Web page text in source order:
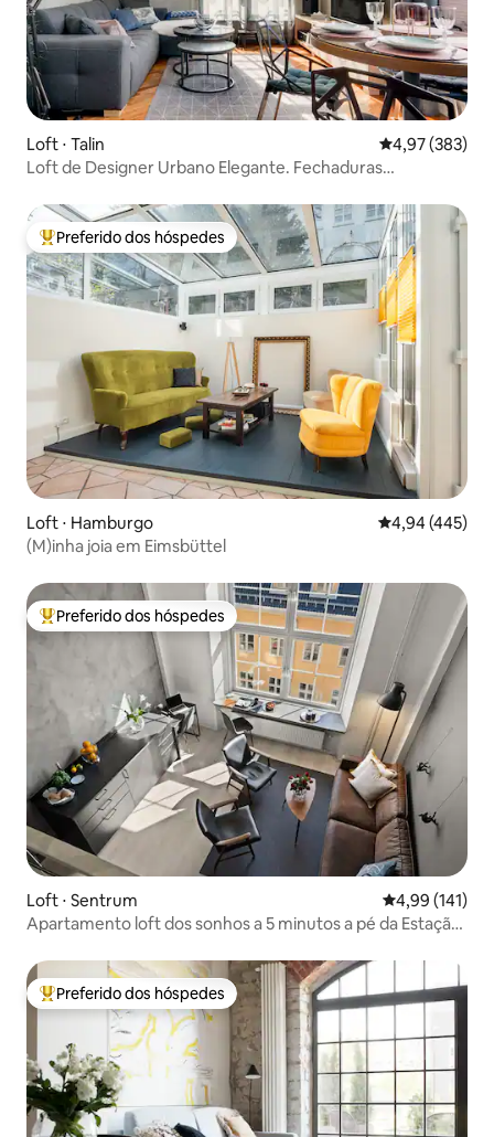
Loft ⋅ Talin 4,97 de uma
4,97 (383)
Loft de Designer Urbano Elegante. Fechaduras
Entre os melhores preferidos dos hóspedes
Preferido dos hóspedes
Loft ⋅ Hamburgo 4,94 de uma
4,94 (445)
(M)inha joia em Eimsbüttel
Entre os melhores preferidos dos hóspedes
Preferido dos hóspedes
Loft ⋅ Sentrum 4,99 de uma
4,99 (141)
Apartamento loft dos sonhos a 5 minutos a pé da Estação
Entre os melhores preferidos dos hóspedes
Preferido dos hóspedes